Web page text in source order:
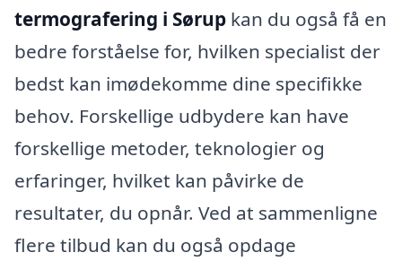
termografering i Sørup kan du også få en
bedre forståelse for, hvilken specialist der
bedst kan imødekomme dine specifikke
behov. Forskellige udbydere kan have
forskellige metoder, teknologier og
erfaringer, hvilket kan påvirke de
resultater, du opnår. Ved at sammenligne
flere tilbud kan du også opdage